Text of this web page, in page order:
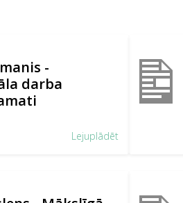
-
darba
Lejuplādēt